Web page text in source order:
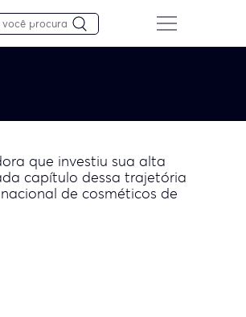
que investiu sua alta
capítulo dessa trajetória
de cosméticos de